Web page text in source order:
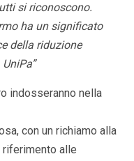
si riconoscono.
ha un significato
della riduzione
indosseranno nella
con un richiamo alla
alle